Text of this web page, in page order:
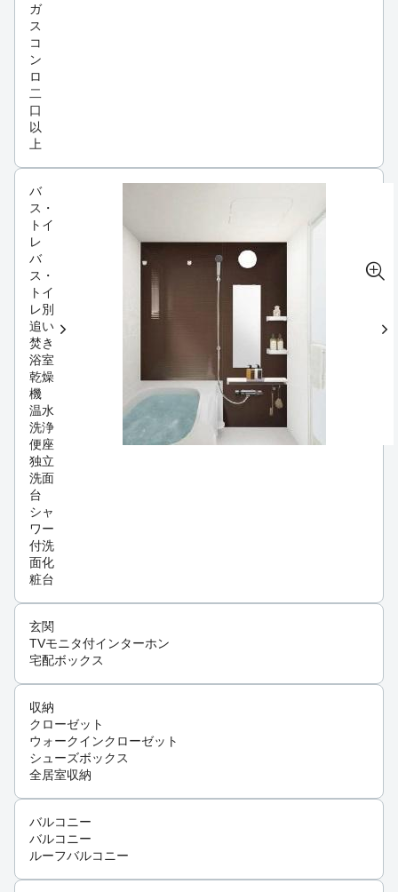
ガ
ス
コ
ン
ロ
二
口
以
上
バ
ス・
トイ
レ
バ
ス・
トイ
レ別
追い
焚き
浴室
乾燥
機
温水
洗浄
便座
独立
洗面
台
シャ
ワー
付洗
面化
粧台
玄関
TVモニタ付インターホン
宅配ボックス
収納
クローゼット
ウォークインクローゼット
シューズボックス
全居室収納
バルコニー
バルコニー
ルーフバルコニー